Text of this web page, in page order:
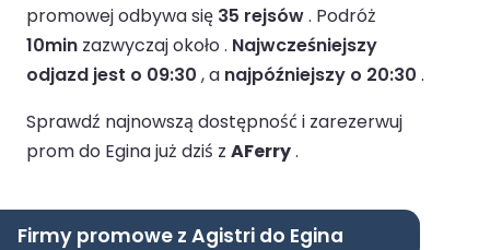
promowej odbywa się 35 rejsów. Podróż
10min zazwyczaj około . Najwcześniejszy
odjazd jest o 09:30 , a najpóźniejszy o 20:30 .
Sprawdź najnowszą dostępność i zarezerwuj
prom do Egina już dziś z AFerry.
Firmy promowe z Agistri do Egina